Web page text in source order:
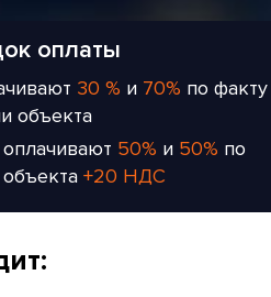
оплаты
30 % и 70% по факту
объекта
оплачивают 50% и 50% по
+20 НДС